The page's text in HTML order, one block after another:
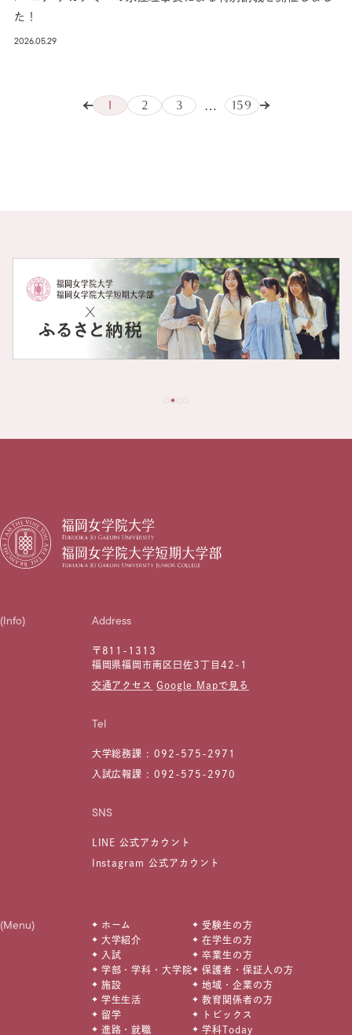
た！
2026.05.29
1 2 3 … 159
(Info) Address
〒811-1313
福岡県福岡市南区曰佐3丁目42-1
交通アクセス Google Mapで見る
Tel
大学総務課 :092-575-2971
入試広報課 :092-575-2970
SNS
LINE 公式アカウント
Instagram 公式アカウント
(Menu)
ホーム
大学紹介
入試
学部・学科・大学院
施設
学生生活
留学
進路・就職
受験生の方
在学生の方
卒業生の方
保護者・保証人の方
地域・企業の方
教育関係者の方
トピックス
学科Today